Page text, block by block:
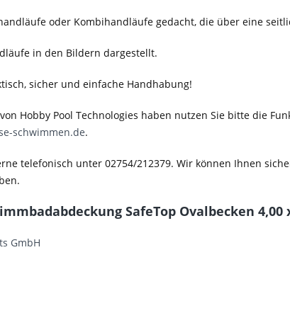
oder Kombihandläufe gedacht, die über eine
in den Bildern dargestellt.
sicher und einfache Handhabung!
Hobby Pool Technologies haben nutzen Sie bitte die
schwimmen.de.
telefonisch unter 02754/212379. Wir können Ihnen
SafeTop Ovalbecken 4,00
GmbH